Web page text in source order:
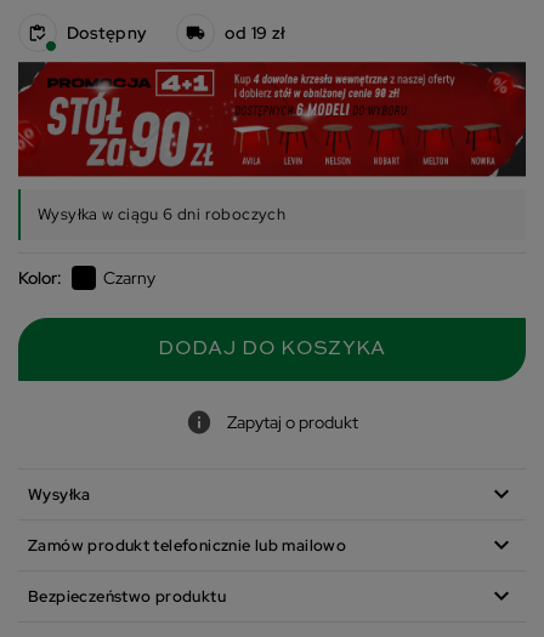
Dostępny od 19 zł
Wysyłka w ciągu 6 dni roboczych
Kolor: Czarny
DODAJ DO KOSZYKA
Zapytaj o produkt
Wysyłka expand_more
Zamów produkt telefonicznie lub mailowo expand_more
Bezpieczeństwo produktu expand_more